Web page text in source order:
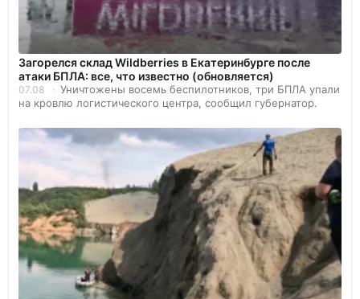
Загорелся склад Wildberries в Екатеринбурге после
атаки БПЛА: все, что известно (обновляется)
07.08
Уничтожены восемь беспилотников, три БПЛА упали
на кровлю логистического центра, сообщил губернатор.